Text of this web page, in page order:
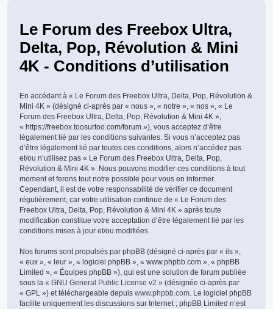
Le Forum des Freebox Ultra,
Delta, Pop, Révolution & Mini
4K - Conditions d’utilisation
En accédant à « Le Forum des Freebox Ultra, Delta, Pop, Révolution &
Mini 4K » (désigné ci-après par « nous », « notre », « nos », « Le
Forum des Freebox Ultra, Delta, Pop, Révolution & Mini 4K »,
« https://freebox.toosurtoo.com/forum »), vous acceptez d’être
légalement lié par les conditions suivantes. Si vous n’acceptez pas
d’être légalement lié par toutes ces conditions, alors n’accédez pas
et/ou n’utilisez pas « Le Forum des Freebox Ultra, Delta, Pop,
Révolution & Mini 4K ». Nous pouvons modifier ces conditions à tout
moment et ferons tout notre possible pour vous en informer.
Cependant, il est de votre responsabilité de vérifier ce document
régulièrement, car votre utilisation continue de « Le Forum des
Freebox Ultra, Delta, Pop, Révolution & Mini 4K » après toute
modification constitue votre acceptation d’être légalement lié par les
conditions mises à jour et/ou modifiées.
Nos forums sont propulsés par phpBB (désigné ci-après par « ils »,
« eux », « leur », « logiciel phpBB », « www.phpbb.com », « phpBB
Limited », « Équipes phpBB »), qui est une solution de forum publiée
sous la « GNU General Public License v2 » (désignée ci-après par
« GPL ») et téléchargeable depuis www.phpbb.com. Le logiciel phpBB
facilite uniquement les discussions sur Internet ; phpBB Limited n’est